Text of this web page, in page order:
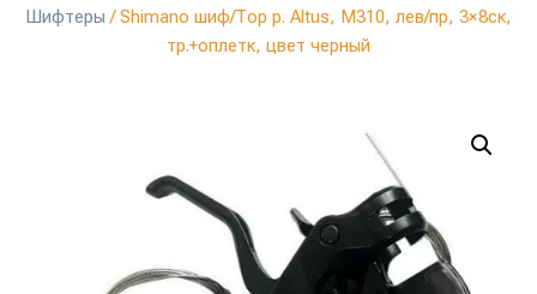
Шифтеры / Shimano шиф/Тор р. Altus, M310, лев/пр, 3×8ск,
тр.+оплетк, цвет черный